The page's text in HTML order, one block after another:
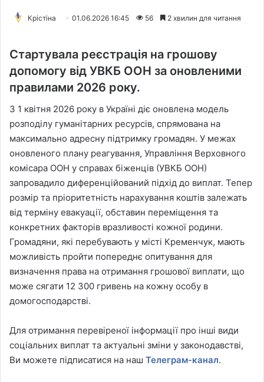
Крістіна 01.06.2026 16:45 56 2 хвилин для читання
Стартувала реєстрація на грошову
допомогу від УВКБ ООН за оновленими
правилами 2026 року.
З 1 квітня 2026 року в Україні діє оновлена модель
розподілу гуманітарних ресурсів, спрямована на
максимально адресну підтримку громадян. У межах
оновленого плану реагування, Управління Верховного
комісара ООН у справах біженців (УВКБ ООН)
запровадило диференційований підхід до виплат. Тепер
розмір та пріоритетність нарахування коштів залежать
від терміну евакуації, обставин переміщення та
конкретних факторів вразливості кожної родини.
Громадяни, які перебувають у місті Кременчук, мають
можливість пройти попереднє опитування для
визначення права на отримання грошової виплати, що
може сягати 12 300 гривень на кожну особу в
домогосподарстві.
Для отримання перевіреної інформації про інші види
соціальних виплат та актуальні зміни у законодавстві,
Ви можете підписатися на наш Телеграм-канал.